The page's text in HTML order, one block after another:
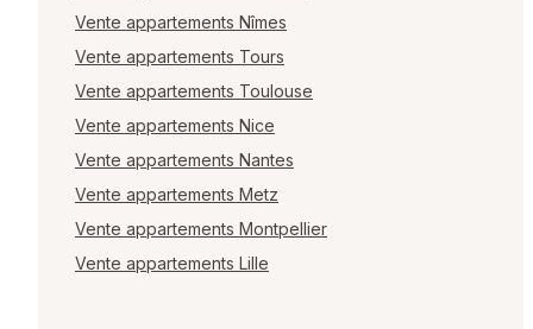
Vente appartements Nîmes
Vente appartements Tours
Vente appartements Toulouse
Vente appartements Nice
Vente appartements Nantes
Vente appartements Metz
Vente appartements Montpellier
Vente appartements Lille